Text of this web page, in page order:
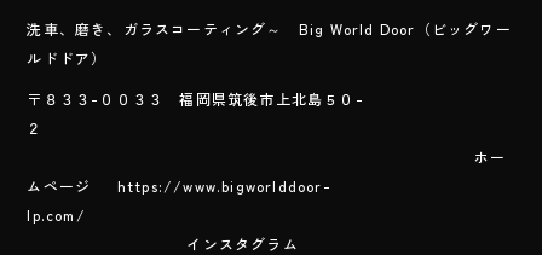
洗車、磨き、ガラスコーティング～ Big World Door（ビッグワー
ルドドア）
〒８３３-００３３ 福岡県筑後市上北島５０-
２
ホー
ムページ https://www.bigworlddoor-
lp.com/
インスタグラム